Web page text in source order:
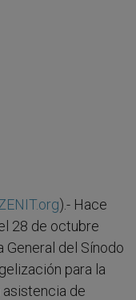
).- Hace
28 de octubre
General del Sínodo
para la
asistencia de